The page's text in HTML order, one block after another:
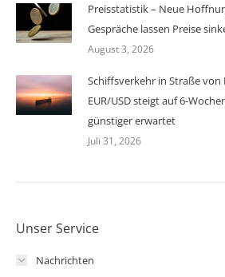
Preisstatistik – Neue
Gespräche lassen Preise
August 3, 2026
Schiffsverkehr in Straße
EUR/USD steigt auf 6-
günstiger erwartet
Juli 31, 2026
Unser Service
Nachrichten